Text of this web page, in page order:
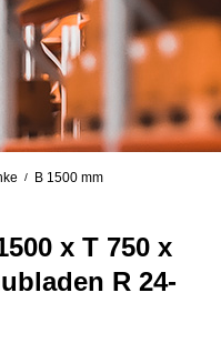
/ B 1500 mm
x T 750 x
R 24-